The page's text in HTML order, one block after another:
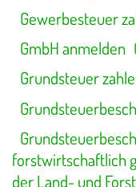
Gewerbesteuer
GmbH anmelden
Grundsteuer
forstwirtschaftlich
der Land- und